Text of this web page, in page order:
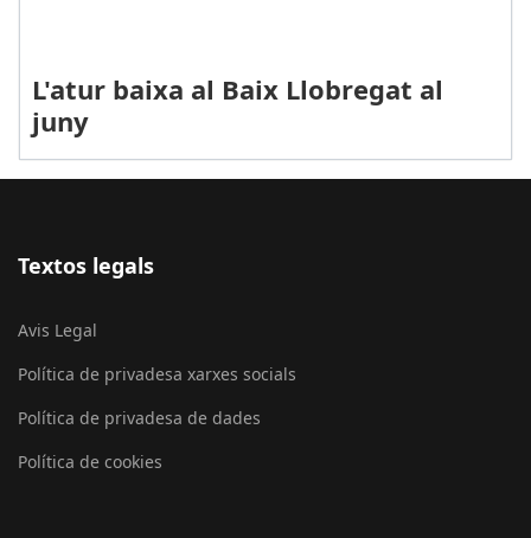
L'atur baixa al Baix Llobregat al
juny
Textos legals
Avis Legal
Política de privadesa xarxes socials
Política de privadesa de dades
Política de cookies